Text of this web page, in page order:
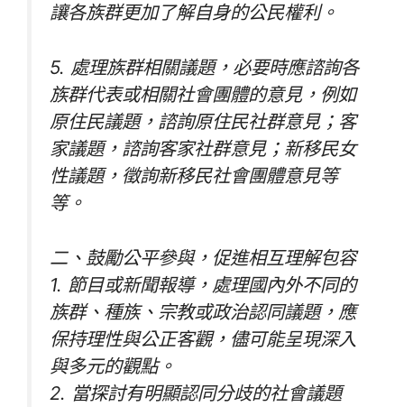
讓各族群更加了解自身的公民權利。
5. 處理族群相關議題，必要時應諮詢各
族群代表或相關社會團體的意見，例如
原住民議題，諮詢原住民社群意見；客
家議題，諮詢客家社群意見；新移民女
性議題，徵詢新移民社會團體意見等
等。
二、鼓勵公平參與，促進相互理解包容
1. 節目或新聞報導，處理國內外不同的
族群、種族、宗教或政治認同議題，應
保持理性與公正客觀，儘可能呈現深入
與多元的觀點。
2. 當探討有明顯認同分歧的社會議題